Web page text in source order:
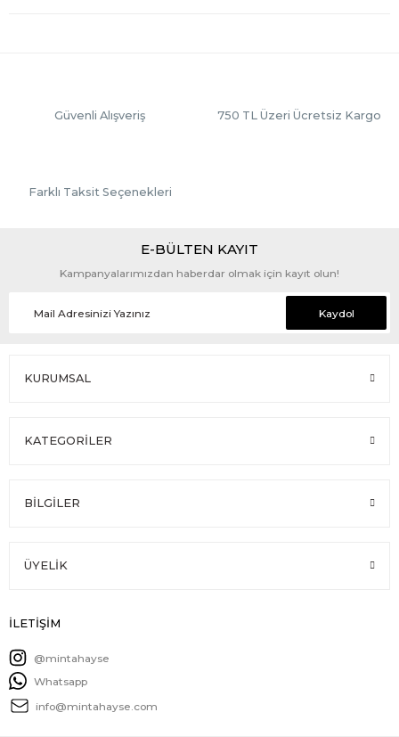
Güvenli Alışveriş 750 TL Üzeri Ücretsiz Kargo
Farklı Taksit Seçenekleri
E-BÜLTEN KAYIT
Kampanyalarımızdan haberdar olmak için kayıt olun!
Kaydol
KURUMSAL
KATEGORİLER
BİLGİLER
ÜYELİK
İLETİŞİM
@mintahayse
Whatsapp
info@mintahayse.com